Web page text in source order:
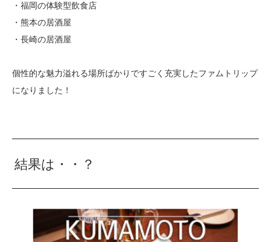
・福岡の体験型飲食店
・熊本の居酒屋
・長崎の居酒屋
個性的な魅力溢れる場所ばかりですごく充実したファムトリップ
になりました！
結果は・・？